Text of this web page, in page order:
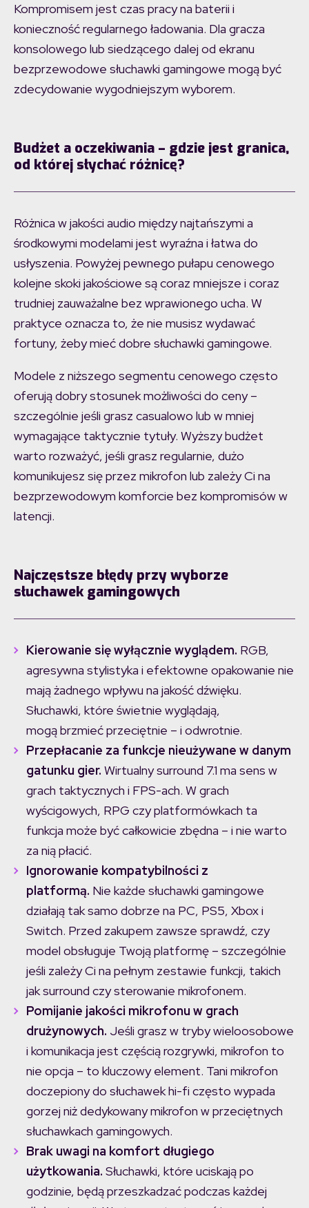
Kompromisem jest czas pracy na baterii i
konieczność regularnego ładowania. Dla gracza
konsolowego lub siedzącego dalej od ekranu
bezprzewodowe słuchawki gamingowe mogą być
zdecydowanie wygodniejszym wyborem.
Budżet a oczekiwania – gdzie jest granica,
od której słychać różnicę?
Różnica w jakości audio między najtańszymi a
środkowymi modelami jest wyraźna i łatwa do
usłyszenia. Powyżej pewnego pułapu cenowego
kolejne skoki jakościowe są coraz mniejsze i coraz
trudniej zauważalne bez wprawionego ucha. W
praktyce oznacza to, że nie musisz wydawać
fortuny, żeby mieć dobre słuchawki gamingowe.
Modele z niższego segmentu cenowego często
oferują dobry stosunek możliwości do ceny –
szczególnie jeśli grasz casualowo lub w mniej
wymagające taktycznie tytuły. Wyższy budżet
warto rozważyć, jeśli grasz regularnie, dużo
komunikujesz się przez mikrofon lub zależy Ci na
bezprzewodowym komforcie bez kompromisów w
latencji.
Najczęstsze błędy przy wyborze
słuchawek gamingowych
Kierowanie się wyłącznie wyglądem. RGB,
agresywna stylistyka i efektowne opakowanie nie
mają żadnego wpływu na jakość dźwięku.
Słuchawki, które świetnie wyglądają,
mogą brzmieć przeciętnie – i odwrotnie.
Przepłacanie za funkcje nieużywane w danym
gatunku gier. Wirtualny surround 7.1 ma sens w
grach taktycznych i FPS-ach. W grach
wyścigowych, RPG czy platformówkach ta
funkcja może być całkowicie zbędna – i nie warto
za nią płacić.
Ignorowanie kompatybilności z
platformą. Nie każde słuchawki gamingowe
działają tak samo dobrze na PC, PS5, Xbox i
Switch. Przed zakupem zawsze sprawdź, czy
model obsługuje Twoją platformę – szczególnie
jeśli zależy Ci na pełnym zestawie funkcji, takich
jak surround czy sterowanie mikrofonem.
Pomijanie jakości mikrofonu w grach
drużynowych. Jeśli grasz w tryby wieloosobowe
i komunikacja jest częścią rozgrywki, mikrofon to
nie opcja – to kluczowy element. Tani mikrofon
doczepiony do słuchawek hi-fi często wypada
gorzej niż dedykowany mikrofon w przeciętnych
słuchawkach gamingowych.
Brak uwagi na komfort długiego
użytkowania. Słuchawki, które uciskają po
godzinie, będą przeszkadzać podczas każdej